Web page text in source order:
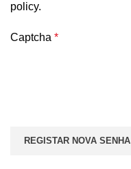
policy.
Captcha *
REGISTAR NOVA SENHA